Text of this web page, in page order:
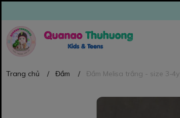
Trang chủ / Đầm / Đầm Melisa trắng - size 3-4y